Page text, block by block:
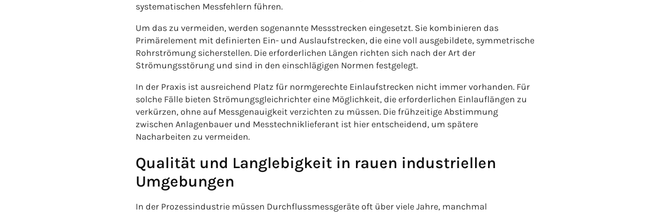
systematischen Messfehlern führen.
Um das zu vermeiden, werden sogenannte Messstrecken eingesetzt. Sie kombinieren das
Primärelement mit definierten Ein- und Auslaufstrecken, die eine voll ausgebildete, symmetrische
Rohrströmung sicherstellen. Die erforderlichen Längen richten sich nach der Art der
Strömungsstörung und sind in den einschlägigen Normen festgelegt.
In der Praxis ist ausreichend Platz für normgerechte Einlaufstrecken nicht immer vorhanden. Für
solche Fälle bieten Strömungsgleichrichter eine Möglichkeit, die erforderlichen Einlauflängen zu
verkürzen, ohne auf Messgenauigkeit verzichten zu müssen. Die frühzeitige Abstimmung
zwischen Anlagenbauer und Messtechniklieferant ist hier entscheidend, um spätere
Nacharbeiten zu vermeiden.
Qualität und Langlebigkeit in rauen industriellen
Umgebungen
In der Prozessindustrie müssen Durchflussmessgeräte oft über viele Jahre, manchmal